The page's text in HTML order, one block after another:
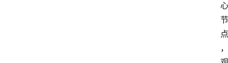
心
节
点
，